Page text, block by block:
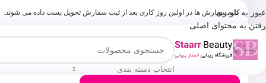
عبور به ناوبری
رفتن به محتوای اصلی
کلیه سفارش ها در اولبن روز کاری بعد از ثبت سفارش تحویل پست داده می شوند.
انتخاب دسته بندی